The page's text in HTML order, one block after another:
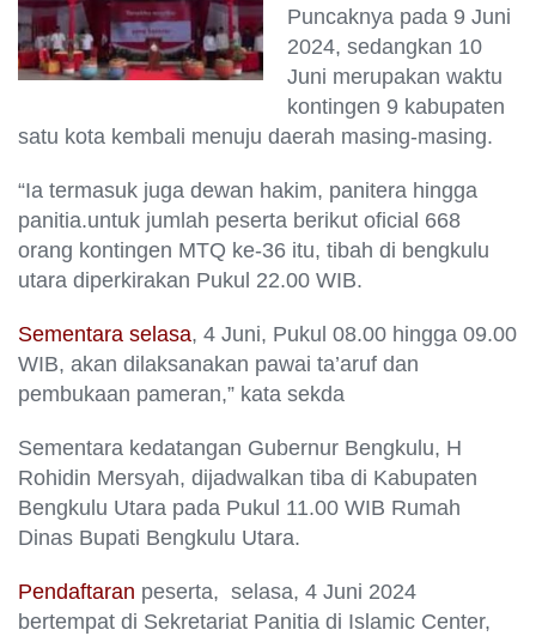
Puncaknya pada 9 Juni
2024, sedangkan 10
Juni merupakan waktu
kontingen 9 kabupaten
satu kota kembali menuju daerah masing-masing.
“Ia termasuk juga dewan hakim, panitera hingga
panitia.untuk jumlah peserta berikut oficial 668
orang kontingen MTQ ke-36 itu, tibah di bengkulu
utara diperkirakan Pukul 22.00 WIB.
Sementara selasa, 4 Juni, Pukul 08.00 hingga 09.00
WIB, akan dilaksanakan pawai ta’aruf dan
pembukaan pameran,” kata sekda
Sementara kedatangan Gubernur Bengkulu, H
Rohidin Mersyah, dijadwalkan tiba di Kabupaten
Bengkulu Utara pada Pukul 11.00 WIB Rumah
Dinas Bupati Bengkulu Utara.
Pendaftaran peserta, selasa, 4 Juni 2024
bertempat di Sekretariat Panitia di Islamic Center,